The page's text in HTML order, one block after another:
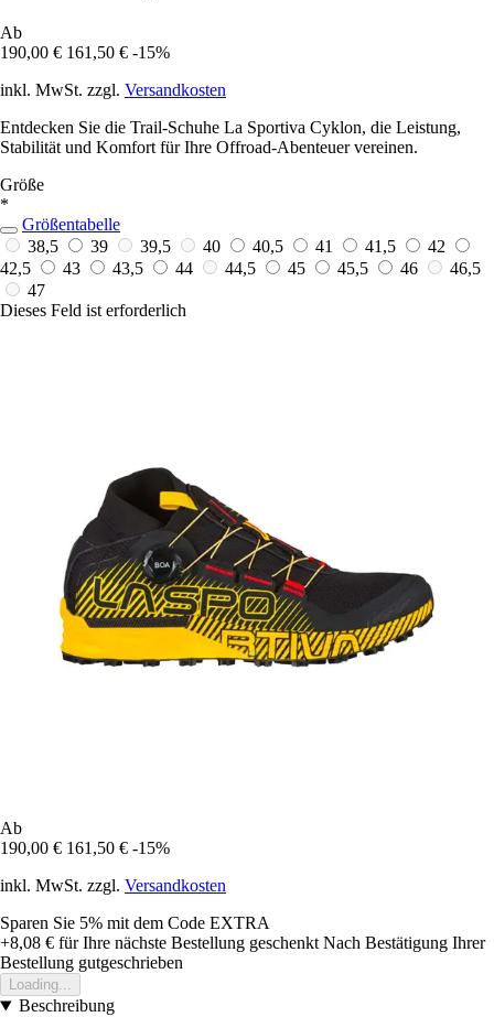
Ab
190,00 € 161,50 € -15%
inkl. MwSt. zzgl. Versandkosten
Entdecken Sie die Trail-Schuhe La Sportiva Cyklon, die Leistung,
Stabilität und Komfort für Ihre Offroad-Abenteuer vereinen.
Größe
*
Größentabelle
38,5
39 39,5 40 40,5 41 41,5
42
42,5
43 43,5 44 44,5 45 45,5 46
46,5
47
Dieses Feld ist erforderlich
Ab
190,00 € 161,50 € -15%
inkl. MwSt. zzgl. Versandkosten
Sparen Sie 5% mit dem Code EXTRA
+8,08 € für Ihre nächste Bestellung geschenkt Nach Bestätigung Ihrer
Bestellung gutgeschrieben
Loading...
Beschreibung